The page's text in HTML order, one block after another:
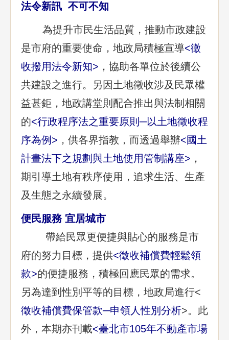
法令新訊 不可不知
為提升市民生活品質，推動市政建設
是市府的重要使命，地政局積極宣導<徵
收撥用法令新知> ，協助各單位於後續公
共建設之進行。另因土地徵收涉及民眾權
益甚鉅，地政講堂則配合推出與法制相關
的<行政程序法之重要原則─以土地徵收程
序為例 > ，供各界指教，而透過舉辦<國土
計畫法下之規劃與土地使用管制講座> ，
期引導土地有秩序使用，追求生活、生產
及生態之永續發展。
便民服務 宜居城市
帶給民眾更便捷與貼心的服務是市
府的努力目標，提供<徵收補償費輕鬆領
款>的便捷服務，積極回應民眾的需求。
另為達到性別平等的目標，地政局進行<
徵收補償費保管款─申領人性別分析>。此
外，本期亦刊載<臺北市105年不動產市場